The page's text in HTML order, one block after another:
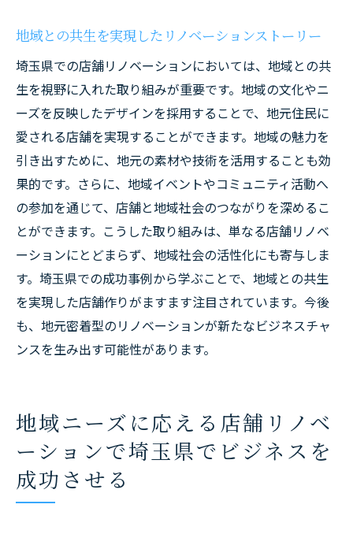
地域との共生を実現したリノベーションストーリー
埼玉県での店舗リノベーションにおいては、地域との共
生を視野に入れた取り組みが重要です。地域の文化やニ
ーズを反映したデザインを採用することで、地元住民に
愛される店舗を実現することができます。地域の魅力を
引き出すために、地元の素材や技術を活用することも効
果的です。さらに、地域イベントやコミュニティ活動へ
の参加を通じて、店舗と地域社会のつながりを深めるこ
とができます。こうした取り組みは、単なる店舗リノベ
ーションにとどまらず、地域社会の活性化にも寄与しま
す。埼玉県での成功事例から学ぶことで、地域との共生
を実現した店舗作りがますます注目されています。今後
も、地元密着型のリノベーションが新たなビジネスチャ
ンスを生み出す可能性があります。
地域ニーズに応える店舗リノベ
ーションで埼玉県でビジネスを
成功させる